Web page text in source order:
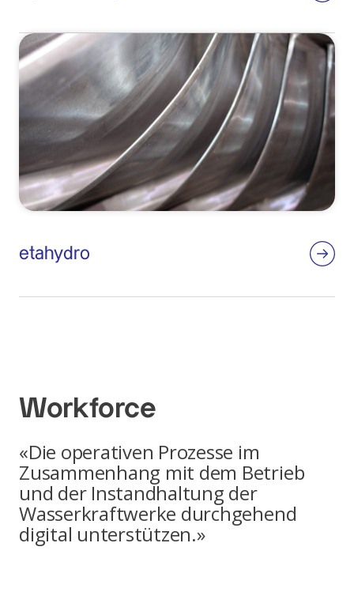
etahydro
Workforce
«Die operativen Prozesse im
Zusammenhang mit dem Betrieb
und der Instandhaltung der
Wasserkraftwerke durchgehend
digital unterstützen.»